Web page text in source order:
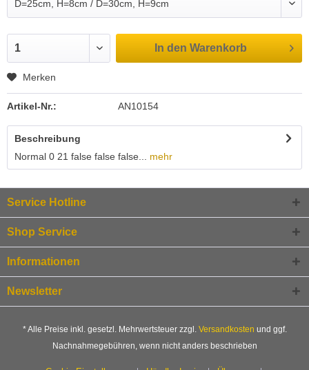
In den Warenkorb
Merken
Artikel-Nr.: AN10154
Beschreibung
Normal 0 21 false false false...
mehr
Service Hotline
Shop Service
Informationen
Newsletter
* Alle Preise inkl. gesetzl. Mehrwertsteuer zzgl. Versandkosten und ggf.
Nachnahmegebühren, wenn nicht anders beschrieben